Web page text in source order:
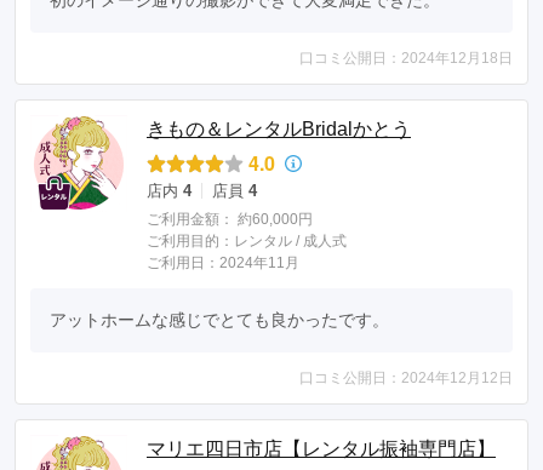
口コミ公開日：2024年12月18日
きもの＆レンタルBridalかとう
4.0
店内 4 店員 4
ご利用金額： 約60,000円
ご利用目的： レンタル / 成人式
ご利用日：2024年11月
アットホームな感じでとても良かったです。
口コミ公開日：2024年12月12日
マリエ四日市店【レンタル振袖専門店】